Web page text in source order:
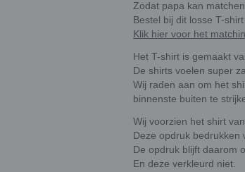
Zodat papa kan
Bestel bij dit losse T-
Klik hier voor het
Het T-shirt is gemaakt
De shirts voelen super
Wij raden aan om het
binnenste buiten te
Wij voorzien het shirt
Deze opdruk bedrukken
De opdruk blijft daarom
En deze verkleurd niet.